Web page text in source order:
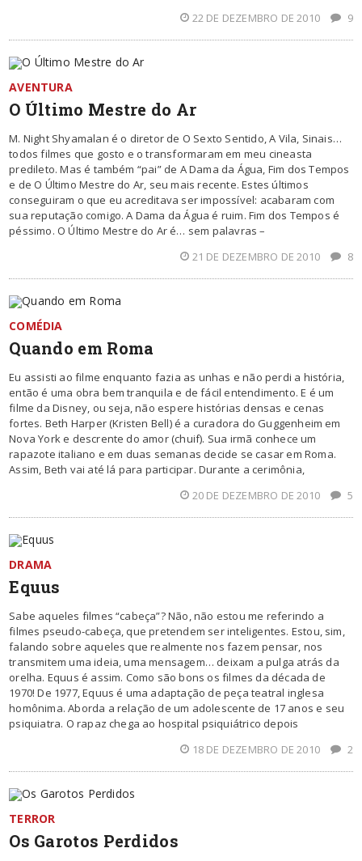
22 DE DEZEMBRO DE 2010
9
AVENTURA
O Último Mestre do Ar
M. Night Shyamalan é o diretor de O Sexto Sentido, A Vila, Sinais…
todos filmes que gosto e o transformaram em meu cineasta
predileto. Mas é também “pai” de A Dama da Água, Fim dos Tempos
e de O Último Mestre do Ar, seu mais recente. Estes últimos
conseguiram o que eu acreditava ser impossível: acabaram com
sua reputação comigo. A Dama da Água é ruim. Fim dos Tempos é
péssimo. O Último Mestre do Ar é… sem palavras –
21 DE DEZEMBRO DE 2010
8
COMÉDIA
Quando em Roma
Eu assisti ao filme enquanto fazia as unhas e não perdi a história,
então é uma obra bem tranquila e de fácil entendimento. E é um
filme da Disney, ou seja, não espere histórias densas e cenas
fortes. Beth Harper (Kristen Bell) é a curadora do Guggenheim em
Nova York e descrente do amor (chuif). Sua irmã conhece um
rapazote italiano e em duas semanas decide se casar em Roma.
Assim, Beth vai até lá para participar. Durante a cerimônia,
20 DE DEZEMBRO DE 2010
5
DRAMA
Equus
Sabe aqueles filmes “cabeça”? Não, não estou me referindo a
filmes pseudo-cabeça, que pretendem ser inteligentes. Estou, sim,
falando sobre aqueles que realmente nos fazem pensar, nos
transmitem uma ideia, uma mensagem… deixam a pulga atrás da
orelha. Equus é assim. Como são bons os filmes da década de
1970! De 1977, Equus é uma adaptação de peça teatral inglesa
homônima. Aborda a relação de um adolescente de 17 anos e seu
psiquiatra. O rapaz chega ao hospital psiquiátrico depois
18 DE DEZEMBRO DE 2010
2
TERROR
Os Garotos Perdidos